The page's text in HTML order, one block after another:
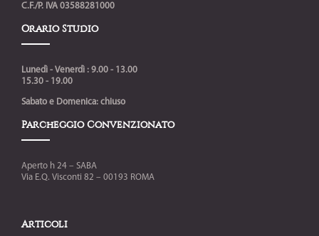
C.F./P. IVA 03588281000
Orario Studio
Lunedì - Venerdì : 9.00 - 13.00
15.30 - 19.00
Sabato e Domenica: chiuso
Parcheggio Convenzionato
Aperto h 24 – SABA
Via E.Q. Visconti 82 – 00193 ROMA
Articoli